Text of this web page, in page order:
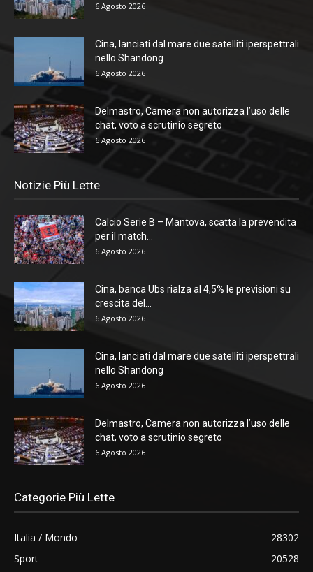
6 Agosto 2026
Cina, lanciati dal mare due satelliti iperspettrali
nello Shandong
6 Agosto 2026
Delmastro, Camera non autorizza l’uso delle
chat, voto a scrutinio segreto
6 Agosto 2026
Notizie Più Lette
Calcio Serie B – Mantova, scatta la prevendita
per il match...
6 Agosto 2026
Cina, banca Ubs rialza al 4,5% le previsioni su
crescita del...
6 Agosto 2026
Cina, lanciati dal mare due satelliti iperspettrali
nello Shandong
6 Agosto 2026
Delmastro, Camera non autorizza l’uso delle
chat, voto a scrutinio segreto
6 Agosto 2026
Categorie Più Lette
Italia / Mondo
28302
Sport
20528